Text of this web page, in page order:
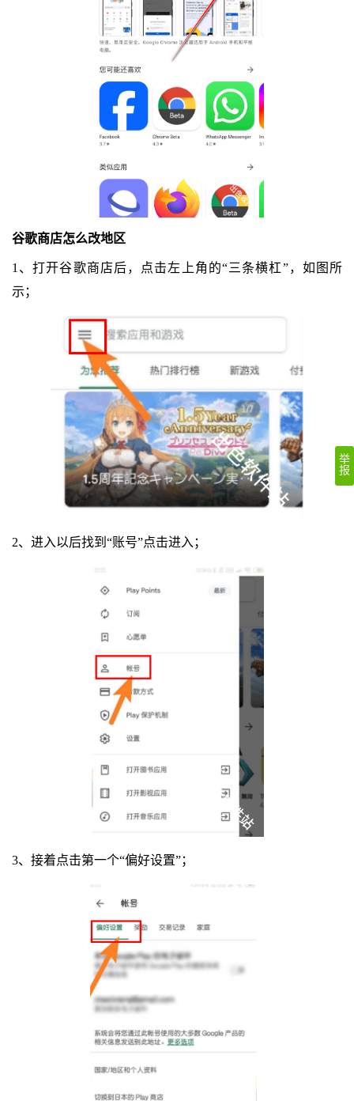
谷歌商店怎么改地区
1、打开谷歌商店后，点击左上角的“三条横杠”，如图所
示；
2、进入以后找到“账号”点击进入；
3、接着点击第一个“偏好设置”；
举
报